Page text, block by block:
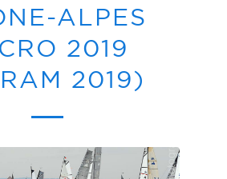
ALPES
2019
2019)